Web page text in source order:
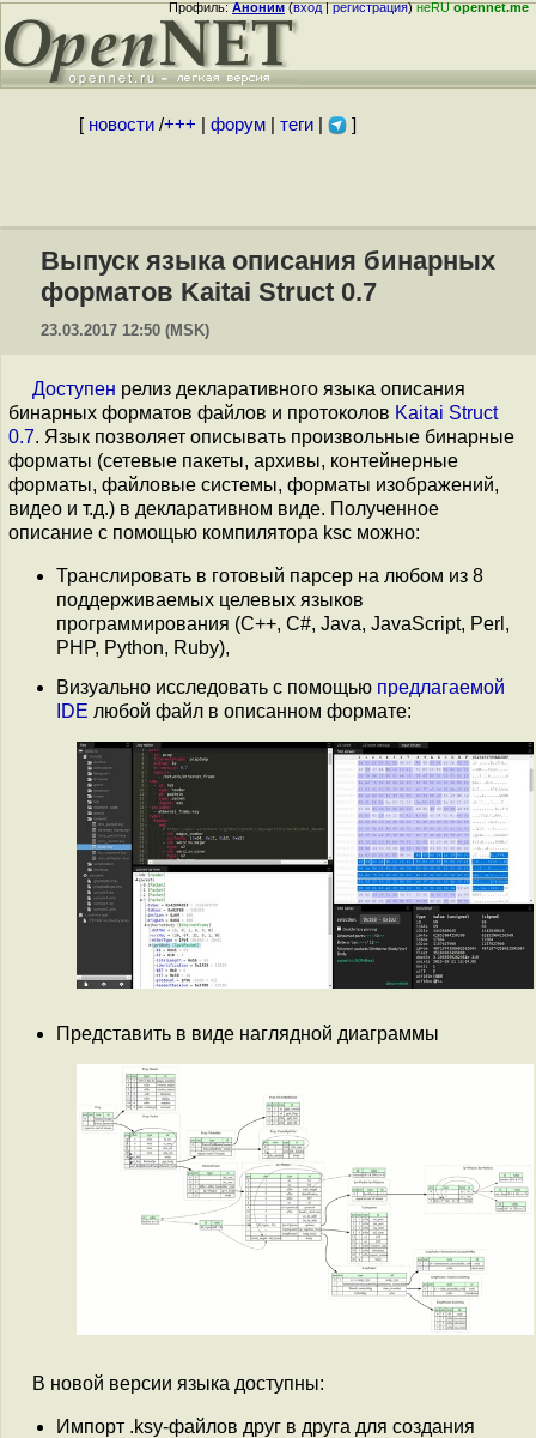
Профиль:Аноним(вход|регистрация)неRUopennet.me
[ новости/+++ форум| теги| ]
Выпуск языка описания бинарных
форматов Kaitai Struct 0.7
23.03.2017 12:50 (MSK)
Доступен релиз декларативного языка описания
бинарных форматов файлов и протоколов Kaitai Struct
0.7. Язык позволяет описывать произвольные бинарные
форматы (сетевые пакеты, архивы, контейнерные
форматы, файловые системы, форматы изображений,
видео и т.д.) в декларативном виде. Полученное
описание с помощью компилятора ksc можно:
Транслировать в готовый парсер на любом из 8
поддерживаемых целевых языков
программирования (C++, C#, Java, JavaScript, Perl,
PHP, Python, Ruby),
Визуально исследовать с помощью предлагаемой
IDE любой файл в описанном формате:
Представить в виде наглядной диаграммы
В новой версии языка доступны:
Импорт .ksy-файлов друг в друга для создания